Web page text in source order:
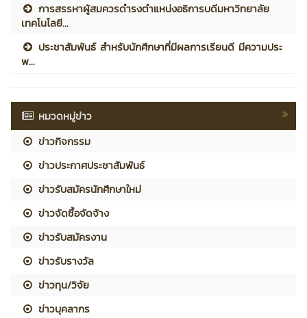
การสรรหาผู้สมควรดำรงตำแหน่งอธิการบดีมหาวิทยาลัย
เทคโนโลยี...
ประชาสัมพันธ์ สำหรับนักศึกษาที่มีผลการเรียนดี มีความประ
พ...
หมวดหมู่ข่าว
ข่าวกิจกรรม
ข่าวประกาศประชาสัมพันธ์
ข่าวรับสมัครนักศึกษาใหม่
ข่าวจัดซื้อจัดจ้าง
ข่าวรับสมัครงาน
ข่าวรับรางวัล
ข่าวทุน/วิจัย
ข่าวบุคลากร